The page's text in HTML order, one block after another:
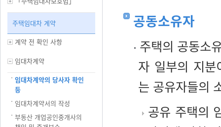
주택임대차 계약
계약 전 확인 사항
임대차계약
임대차계약의 당사자 확인
등
임대차계약서의 작성
부동산 개업공인중개사의
공동소유자
주택의 공동소
자 일부의 지분
는 공유자들의
공유 주택의